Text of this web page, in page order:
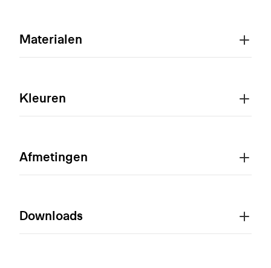
Materialen
Kleuren
Afmetingen
Downloads